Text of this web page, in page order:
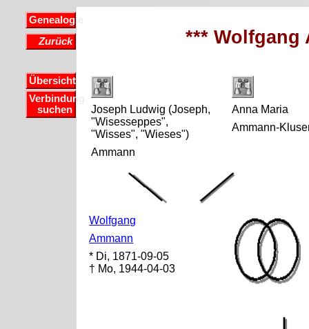
Genealogie
Zurück
Übersicht
Verbindung
suchen
*** Wolfgang
Joseph Ludwig (Joseph,
"Wisesseppes",
"Wisses", "Wieses")
Ammann
Anna Maria
Ammann-
Wolfgang
Ammann
* Di, 1871-09-05
† Mo, 1944-04-03